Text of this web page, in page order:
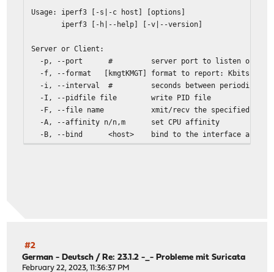
Usage: iperf3 [-s|-c host] [options]
iperf3 [-h|--help] [-v|--version]
Server or Client:
-p, --port # server port to listen on/
-f, --format [kmgtKMGT] format to report: Kbits,
-i, --interval # seconds between periodic
-I, --pidfile file write PID file
-F, --file name xmit/recv the specified file
-A, --affinity n/n,m set CPU affinity
-B, --bind <host> bind to the interface
(optional optional "=" and debug level:
-v, --version show version information and
-h, --help show this message and quit
#2
German - Deutsch /Re: 23.1.2 -_- Probleme mit Suricata
February 22, 2023, 11:36:37 PM